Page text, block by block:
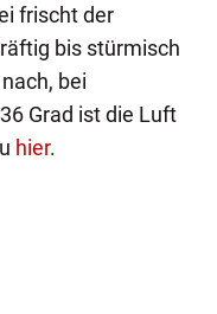
frischt der
bis stürmisch
bei
Grad ist die Luft
hier.